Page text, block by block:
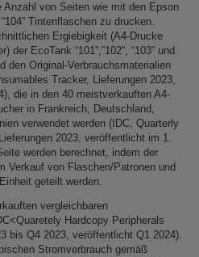
Anzahl von Seiten wie mit den Epson
“104” Tintenflaschen zu drucken.
Ergiebigkeit (A4-Drucke
EcoTank “101”,”102”, “103” und
den Original-Verbrauchsmaterialien
Tracker, Lieferungen 2023,
die in den 40 meistverkauften A4-
in Frankreich, Deutschland,
verwendet werden (IDC, Quarterly
2023, veröffentlicht im 1.
werden berechnet, indem der
Verkauf von Flaschen/Patronen und
geteilt werden.
vergleichbaren
Hardcopy Peripherals
bis Q4 2023, veröffentlicht Q1 2024).
Stromverbrauch gemäß